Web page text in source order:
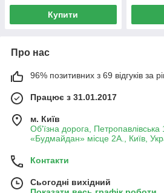
Купити
Про нас
96% позитивних з 69 відгуків за
Працює з 31.01.2017
м. Київ
Об'їзна дорога,
«Будмайдан» місце 2А., Київ,
Контакти
Сьогодні вихідний